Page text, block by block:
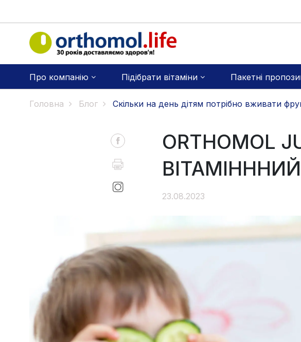
Про компанію Підібрати вітаміни Пакетні
Головна Блог Скільки на день дітям потрібно вживати
ORTHOMOL
23.08.2023